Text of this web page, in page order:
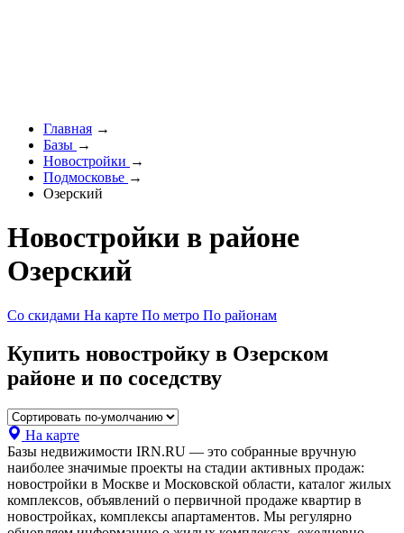
Главная →
Базы →
Новостройки →
Подмосковье →
Озерский
Новостройки в районе
Озерский
Со скидами На карте По метро По районам
Купить новостройку в Озерском
районе и по соседству
На карте
Базы недвижимости IRN.RU — это собранные вручную
наиболее значимые проекты на стадии активных продаж:
новостройки в Москве и Московской области, каталог жилых
комплексов, объявлений о первичной продаже квартир в
новостройках, комплексы апартаментов. Мы регулярно